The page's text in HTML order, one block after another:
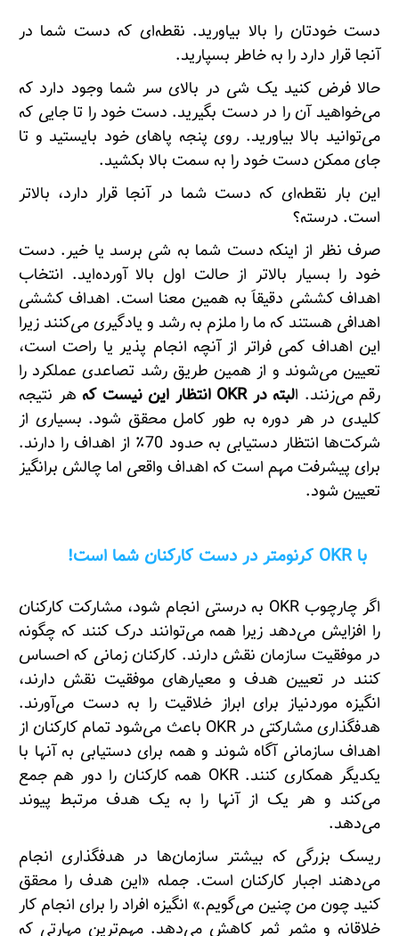
دست خودتان را بالا بیاورید. نقطه‌ای که دست شما در
آنجا قرار دارد را به خاطر بسپارید.
حالا فرض کنید یک شی در بالای سر شما وجود دارد که
می‌خواهید آن را در دست بگیرید. دست خود را تا جایی که
می‌توانید بالا بیاورید. روی پنجه پاهای خود بایستید و تا
جای ممکن دست خود را به سمت بالا بکشید.
این بار نقطه‌ای که دست شما در آنجا قرار دارد، بالاتر
است. درسته؟
صرف نظر از اینکه دست شما به شی برسد یا خیر. دست
خود را بسیار بالاتر از حالت اول بالا آورده‌اید. انتخاب
اهداف کششی دقیقاَ به همین معنا است. اهداف کششی
اهدافی هستند که ما را ملزم به رشد و یادگیری می‌کنند زیرا
این اهداف کمی فراتر از آنچه انجام پذیر یا راحت است،
تعیین می‌شوند و از همین طریق رشد تصاعدی عملکرد را
رقم می‌زنند. البته در OKR انتظار این نیست که
هر نتیجه
کلیدی در هر دوره به طور کامل محقق شود. بسیاری از
شرکت‌ها انتظار دستیابی به حدود 70٪ از اهداف را دارند.
برای پیشرفت مهم است که اهداف واقعی اما چالش برانگیز
تعیین شود.
با OKR کرنومتر در دست کارکنان شما است!
اگر چارچوب OKR به درستی انجام شود، مشارکت کارکنان
را افزایش می‌دهد زیرا همه می‌توانند درک کنند که چگونه
در موفقیت سازمان نقش دارند. کارکنان زمانی که احساس
کنند در تعیین هدف و معیارهای موفقیت نقش دارند،
انگیزه موردنیاز برای ابراز خلاقیت را به دست می‌آورند.
هدفگذاری مشارکتی در OKR باعث می‌شود تمام کارکنان از
اهداف سازمانی آگاه شوند و همه برای دستیابی به آنها با
یکدیگر همکاری کنند. OKR همه کارکنان را دور هم جمع
می‌کند و هر یک از آنها را به یک هدف مرتبط پیوند
می‌دهد.
ریسک بزرگی که بیشتر سازمان‌ها در هدفگذاری انجام
می‌دهند اجبار کارکنان است. جمله «این هدف را محقق
کنید چون من چنین می‌گویم.» انگیزه افراد را برای انجام کار
خلاقانه و مثمر ثمر کاهش می‌دهد. مهم‌ترین مهارتی که